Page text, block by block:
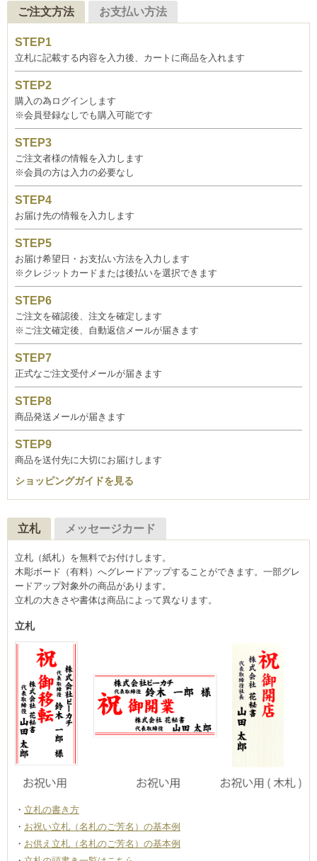
ご注文方法 お支払い方法
立札に記載する内容を入力後、カートに商品を入れます
購入の為ログインします
※会員登録なしでも購入可能です
ご注文者様の情報を入力します
※会員の方は入力の必要なし
お届け先の情報を入力します
お届け希望日・お支払い方法を入力します
※クレジットカードまたは後払いを選択できます
ご注文を確認後、注文を確定します
※ご注文確定後、自動返信メールが届きます
正式なご注文受付メールが届きます
商品発送メールが届きます
商品を送付先に大切にお届けします
ショッピングガイドを見る
立札 メッセージカード
立札（紙札）を無料でお付けします。
木彫ボード（有料）へグレードアップすることができます。一部グレ
ードアップ対象外の商品があります。
立札の大きさや書体は商品によって異なります。
立札
立札の書き方
お祝い立札（名札のご芳名）の基本例
お供え立札（名札のご芳名）の基本例